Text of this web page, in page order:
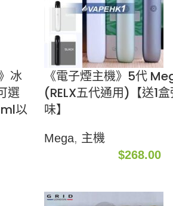
冰
選
以
《電子煙主機》5代
(RELX五代通用)【送1
味】
Mega, 主機
$268.00